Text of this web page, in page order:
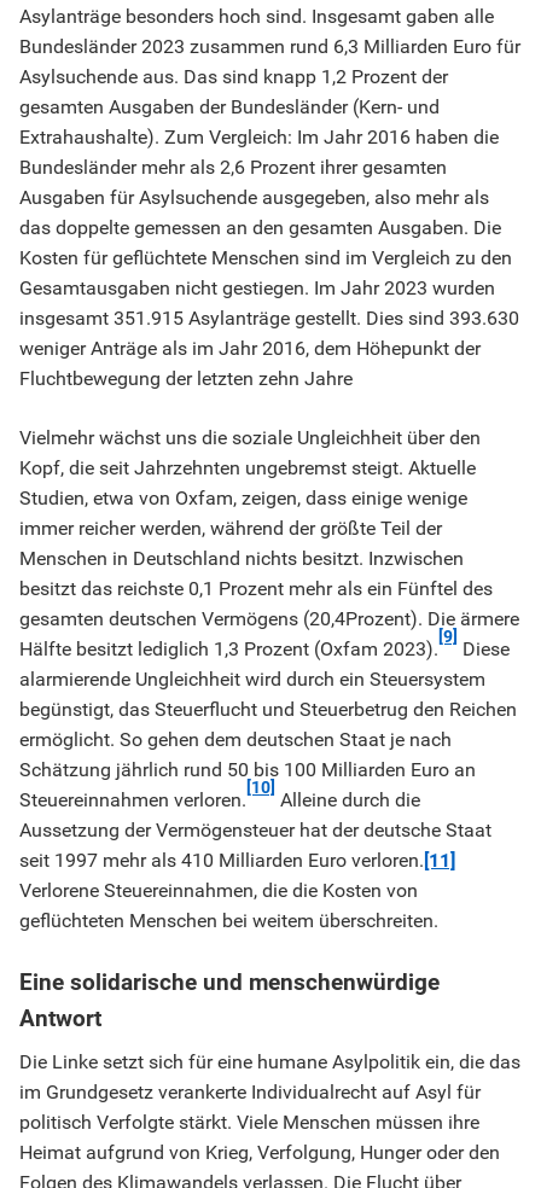
Asylanträge besonders hoch sind. Insgesamt gaben alle
Bundesländer 2023 zusammen rund 6,3 Milliarden Euro für
Asylsuchende aus. Das sind knapp 1,2 Prozent der
gesamten Ausgaben der Bundesländer (Kern- und
Extrahaushalte). Zum Vergleich: Im Jahr 2016 haben die
Bundesländer mehr als 2,6 Prozent ihrer gesamten
Ausgaben für Asylsuchende ausgegeben, also mehr als
das doppelte gemessen an den gesamten Ausgaben. Die
Kosten für geflüchtete Menschen sind im Vergleich zu den
Gesamtausgaben nicht gestiegen. Im Jahr 2023 wurden
insgesamt 351.915 Asylanträge gestellt. Dies sind 393.630
weniger Anträge als im Jahr 2016, dem Höhepunkt der
Fluchtbewegung der letzten zehn Jahre
Vielmehr wächst uns die soziale Ungleichheit über den
Kopf, die seit Jahrzehnten ungebremst steigt. Aktuelle
Studien, etwa von Oxfam, zeigen, dass einige wenige
immer reicher werden, während der größte Teil der
Menschen in Deutschland nichts besitzt. Inzwischen
besitzt das reichste 0,1 Prozent mehr als ein Fünftel des
gesamten deutschen Vermögens (20,4Prozent). Die ärmere
Hälfte besitzt lediglich 1,3 Prozent (Oxfam 2023).
[9]
Diese
alarmierende Ungleichheit wird durch ein Steuersystem
begünstigt, das Steuerflucht und Steuerbetrug den Reichen
ermöglicht. So gehen dem deutschen Staat je nach
Schätzung jährlich rund 50 bis 100 Milliarden Euro an
Steuereinnahmen verloren.
[10]
Alleine durch die
Aussetzung der Vermögensteuer hat der deutsche Staat
seit 1997 mehr als 410 Milliarden Euro verloren. [11]
Verlorene Steuereinnahmen, die die Kosten von
geflüchteten Menschen bei weitem überschreiten.
Eine solidarische und menschenwürdige
Antwort
Die Linke setzt sich für eine humane Asylpolitik ein, die das
im Grundgesetz verankerte Individualrecht auf Asyl für
politisch Verfolgte stärkt. Viele Menschen müssen ihre
Heimat aufgrund von Krieg, Verfolgung, Hunger oder den
Folgen des Klimawandels verlassen. Die Flucht über